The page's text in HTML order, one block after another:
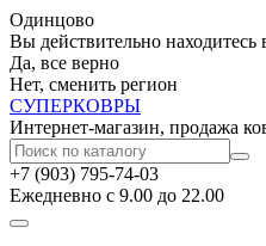
Одинцово
Вы действительно
Да, все верно
Нет, сменить регион
СУПЕРКОВРЫ
Интернет-магазин, продажа
+7 (903) 795-74-03
Ежедневно с 9.00 до 22.00